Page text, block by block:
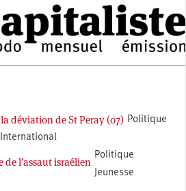
déviation de St Peray (07) Politique
International
l’assaut israélien
Politique
Jeunesse